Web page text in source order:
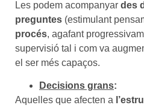
Les podem acompanyar des
preguntes (estimulant
procés, agafant
supervisió tal i com va
el ser més capaços.
Decisions grans:
Aquelles que afecten a